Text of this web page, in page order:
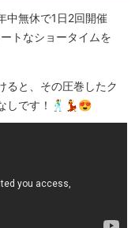
中無休で1日2回開催
トなショータイムを
ると、その圧巻したク
しです！🕺💃😍